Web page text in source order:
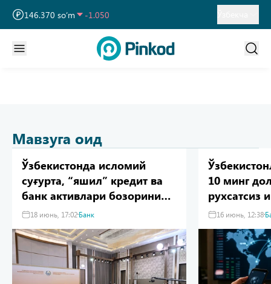
146.370 so‘m
-1.050
11 886.720 so‘m
-55.490
Мавзуга оид
Ўзбекистонда исломий
суғурта, “яшил” кредит ва
банк активлари бозорини
жорий этиш кутилмоқда
18 июнь, 17:02Банк
10 минг
рухсатсиз
киритиши
16 июнь, 12:38